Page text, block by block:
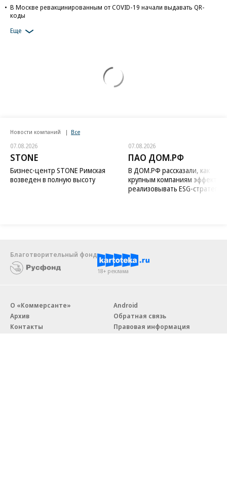
В Москве ревакцинированным от COVID-19 начали выдавать QR-
коды
Еще
Новости компаний Все
07.08.2026
STONE
Бизнес-центр STONE Римская
возведен в полную высоту
07.08.2026
ПАО ДОМ.РФ
В ДОМ.РФ рассказали, как
крупным компаниям
реализовывать ESG-стратегию
Благотворительный фонд
18+ реклама
О «Коммерсанте»
Архив
Контакты
Android
Обратная связь
Правовая информация